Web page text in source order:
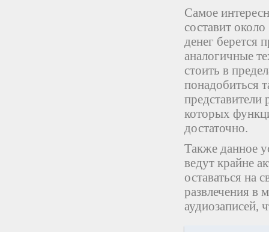
Самое
составит
денег берется
аналогичные
стоить в
понадобиться
которых
достаточно.
Также данное
ведут крайне
оставаться на
развлечения в
аудиозаписей,